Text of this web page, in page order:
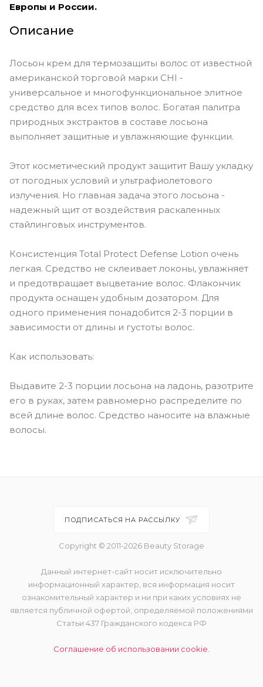
Европы и России.
Описание
Лосьон крем для термозащиты волос от известной
американской торговой марки CHI -
универсальное и многофункциональное элитное
средство для всех типов волос. Богатая палитра
природных экстрактов в составе лосьона
выполняет защитные и увлажняющие функции.
Этот косметический продукт защитит Вашу укладку
от погодных условий и ультрафиолетового
излучения. Но главная задача этого лосьона -
надежный щит от воздействия раскаленных
стайлинговых инструментов.
Консистенция Total Protect Defense Lotion очень
легкая. Средство не склеивает локоны, увлажняет
и предотвращает выцветание волос. Флакончик
продукта оснащен удобным дозатором. Для
одного применения понадобится 2-3 порции в
зависимости от длины и густоты волос.
Как использовать:
Выдавите 2-3 порции лосьона на ладонь, разотрите
его в руках, затем равномерно распределите по
всей длине волос. Средство наносите на влажные
волосы.
ПОДПИСАТЬСЯ НА РАССЫЛКУ
Copyright © 2011-2026 Beauty Storage
Данный интернет-сайт носит исключительно
информационный характер, вся информация носит
ознакомительный характер и ни при каких условиях не
является публичной офертой, определяемой положениями
Статьи 437 Гражданского кодекса РФ
Соглашение об использовании cookie.